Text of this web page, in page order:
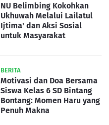
NU Belimbing Kokohkan
Ukhuwah Melalui Lailatul
Ijtima' dan Aksi Sosial
untuk Masyarakat
BERITA
Motivasi dan Doa Bersama
Siswa Kelas 6 SD Bintang
Bontang: Momen Haru yang
Penuh Makna